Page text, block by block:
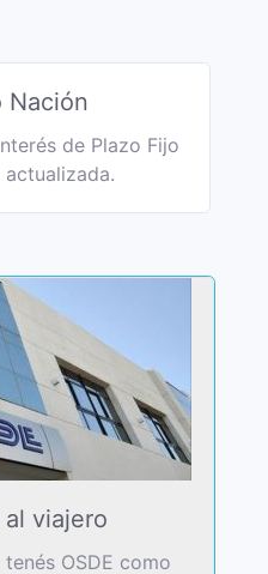
Nación
de Plazo Fijo
actualizada.
al viajero
OSDE como